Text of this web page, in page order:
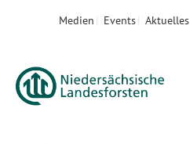
Medien Events Aktuelles